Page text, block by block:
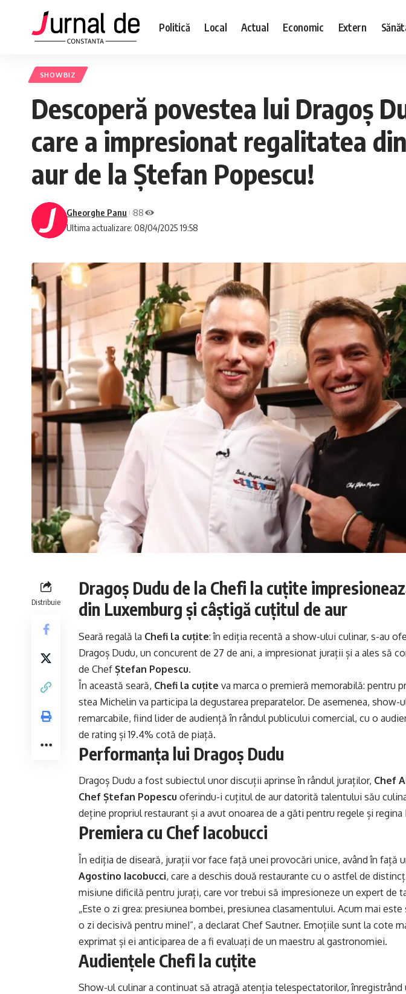
Politică Local Actual Economic Extern
SHOWBIZ
Descoperă povestea lui Dragoș
care a impresionat regalitatea
aur de la Ștefan Popescu!
Ultima actualizare: 08/04/2025 19:58
Gheorghe Panu 88
Distribuie
Dragoș Dudu de la Chefi la cuțite
din Luxemburg și câștigă cuțitul de aur
Seară regală la Chefi la cuțite: în ediția recentă a show-ului culinar, s-au
Dragoș Dudu, un concurent de 27 de ani, a impresionat jurații și a ales să
de Chef Ștefan Popescu.
În această seară, Chefi la cuțite va marca o premieră memorabilă: pentru
stea Michelin va participa la degustarea preparatelor. De asemenea, show-
remarcabile, fiind lider de audiență în rândul publicului comercial, cu o
de rating și 19.4% cotă de piață.
Performanța lui Dragoș Dudu
Dragoș Dudu a fost subiectul unor discuții aprinse în rândul juraților, Chef
Chef Ștefan Popescu oferindu-i cuțitul de aur datorită talentului său
deține propriul restaurant și a avut onoarea de a găti pentru regele și regina
Premiera cu Chef Iacobucci
În ediția de diseară, jurații vor face față unei provocări unice, având în față
Agostino Iacobucci, care a deschis două restaurante cu o astfel de
misiune dificilă pentru jurați, care vor trebui să impresioneze un expert de
„Este o zi grea: presiunea bombei, presiunea clasamentului. Acum mai
o zi decisivă pentru mine!”, a declarat Chef Sautner. Emoțiile sunt la cote
exprimat și ei anticiparea de a fi evaluați de un maestru al gastronomiei.
Audiențele Chefi la cuțite
Show-ul culinar a continuat să atragă atenția telespectatorilor, înregistrând